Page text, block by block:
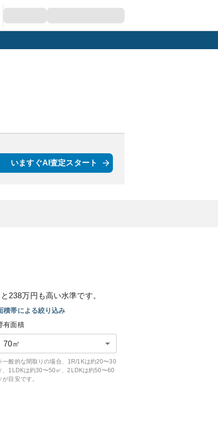
いますぐAI査定スタート
238万円も高い水準です。
積帯による絞り込み
有面積
70㎡
般的な間取りの場合、1R/1Kは約20〜30
、1LDKは約30〜50㎡、2LDKは約50〜60
が目安です。